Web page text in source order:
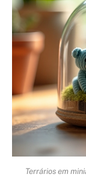
Terrários em